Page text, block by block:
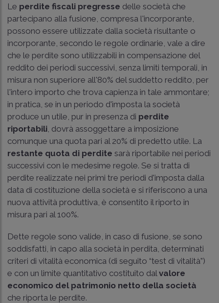
Le perdite fiscali pregresse delle società che
partecipano alla fusione, compresa l'incorporante,
possono essere utilizzate dalla società risultante o
incorporante, secondo le regole ordinarie, vale a dire
che le perdite sono utilizzabili in compensazione del
reddito dei periodi successivi, senza limiti temporali, in
misura non superiore all'80% del suddetto reddito, per
l'intero importo che trova capienza in tale ammontare;
in pratica, se in un periodo d'imposta la società
produce un utile, pur in presenza di perdite
riportabili , dovrà assoggettare a imposizione
comunque una quota pari al 20% di predetto utile. La
restante quota di perdite sarà riportabile nei periodi
successivi con le medesime regole. Se si tratta di
perdite realizzate nei primi tre periodi d'imposta dalla
data di costituzione della società e si riferiscono a una
nuova attività produttiva, è consentito il riporto in
misura pari al 100%.
Dette regole sono valide, in caso di fusione, se sono
soddisfatti, in capo alla società in perdita, determinati
criteri di vitalità economica (di seguito “test di vitalità”)
e con un limite quantitativo costituito dal valore
economico del patrimonio netto della società
che riporta le perdite.